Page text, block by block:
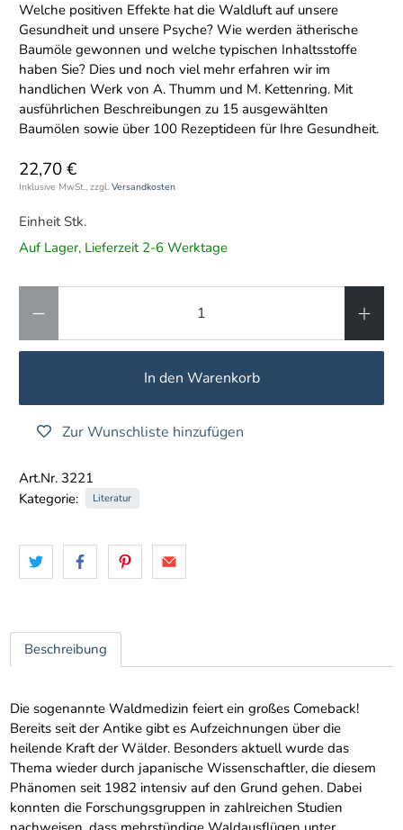
Welche positiven Effekte hat die Waldluft auf unsere
Gesundheit und unsere Psyche? Wie werden ätherische
Baumöle gewonnen und welche typischen Inhaltsstoffe
haben Sie? Dies und noch viel mehr erfahren wir im
handlichen Werk von A. Thumm und M. Kettenring. Mit
ausführlichen Beschreibungen zu 15 ausgewählten
Baumölen sowie über 100 Rezeptideen für Ihre Gesundheit.
22,70 €
Inklusive MwSt., zzgl.Versandkosten
Einheit Stk.
Auf Lager, Lieferzeit 2-6 Werktage
In den Warenkorb
Zur Wunschliste hinzufügen
Art.Nr. 3221
Kategorie:
Literatur
Beschreibung
Die sogenannte Waldmedizin feiert ein großes Comeback!
Bereits seit der Antike gibt es Aufzeichnungen über die
heilende Kraft der Wälder. Besonders aktuell wurde das
Thema wieder durch japanische Wissenschaftler, die diesem
Phänomen seit 1982 intensiv auf den Grund gehen. Dabei
konnten die Forschungsgruppen in zahlreichen Studien